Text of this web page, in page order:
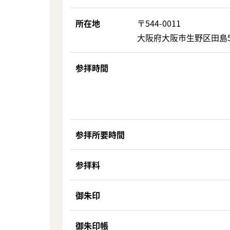
所在地
〒544-0011
大阪府大阪市生野区田
参拝時間
参拝所要時間
参拝料
御朱印
御朱印帳